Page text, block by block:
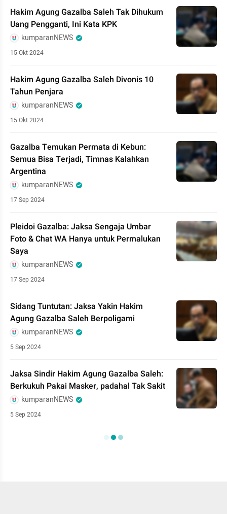
Hakim Agung Gazalba Saleh Tak Dihukum
Uang Pengganti, Ini Kata KPK
kumparanNEWS
15 Okt 2024
Hakim Agung Gazalba Saleh Divonis 10
Tahun Penjara
kumparanNEWS
15 Okt 2024
Gazalba Temukan Permata di Kebun:
Semua Bisa Terjadi, Timnas Kalahkan
Argentina
kumparanNEWS
17 Sep 2024
Pleidoi Gazalba: Jaksa Sengaja Umbar
Foto & Chat WA Hanya untuk Permalukan
Saya
kumparanNEWS
17 Sep 2024
Sidang Tuntutan: Jaksa Yakin Hakim
Agung Gazalba Saleh Berpoligami
kumparanNEWS
5 Sep 2024
Jaksa Sindir Hakim Agung Gazalba Saleh:
Berkukuh Pakai Masker, padahal Tak Sakit
kumparanNEWS
5 Sep 2024